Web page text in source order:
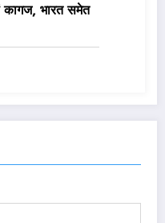
कागज, भारत समेत